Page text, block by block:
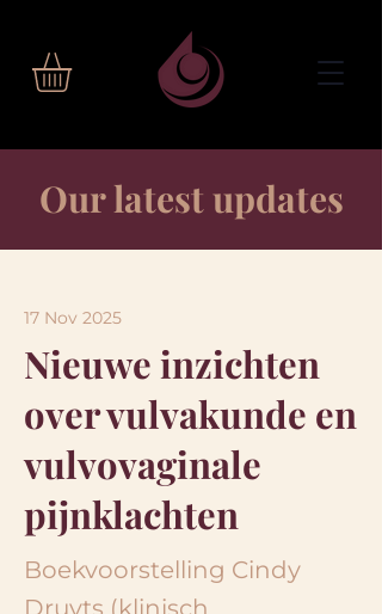
Our latest updates
17 Nov 2025
Nieuwe inzichten
over vulvakunde en
vulvovaginale
pijnklachten
Boekvoorstelling Cindy
Druyts (klinisch